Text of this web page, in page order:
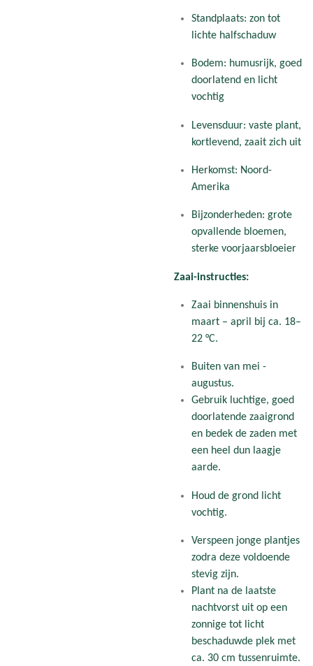
Standplaats: zon tot
lichte halfschaduw
Bodem: humusrijk, goed
doorlatend en licht
vochtig
Levensduur: vaste plant,
kortlevend, zaait zich uit
Herkomst: Noord-
Amerika
Bijzonderheden: grote
opvallende bloemen,
sterke voorjaarsbloeier
Zaai-instructies:
Zaai binnenshuis in
maart – april bij ca. 18–
22 °C.
Buiten van mei -
augustus.
Gebruik luchtige, goed
doorlatende zaaigrond
en bedek de zaden met
een heel dun laagje
aarde.
Houd de grond licht
vochtig.
Verspeen jonge plantjes
zodra deze voldoende
stevig zijn.
Plant na de laatste
nachtvorst uit op een
zonnige tot licht
beschaduwde plek met
ca. 30 cm tussenruimte.